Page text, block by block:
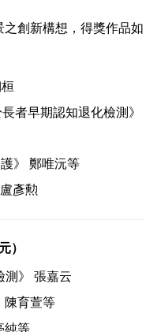
創新構想，得獎作品如
者早期認知退化檢測》
》 鄭唯沅等
彥勲
元）
測》 張嘉云
陳育萱等
純等